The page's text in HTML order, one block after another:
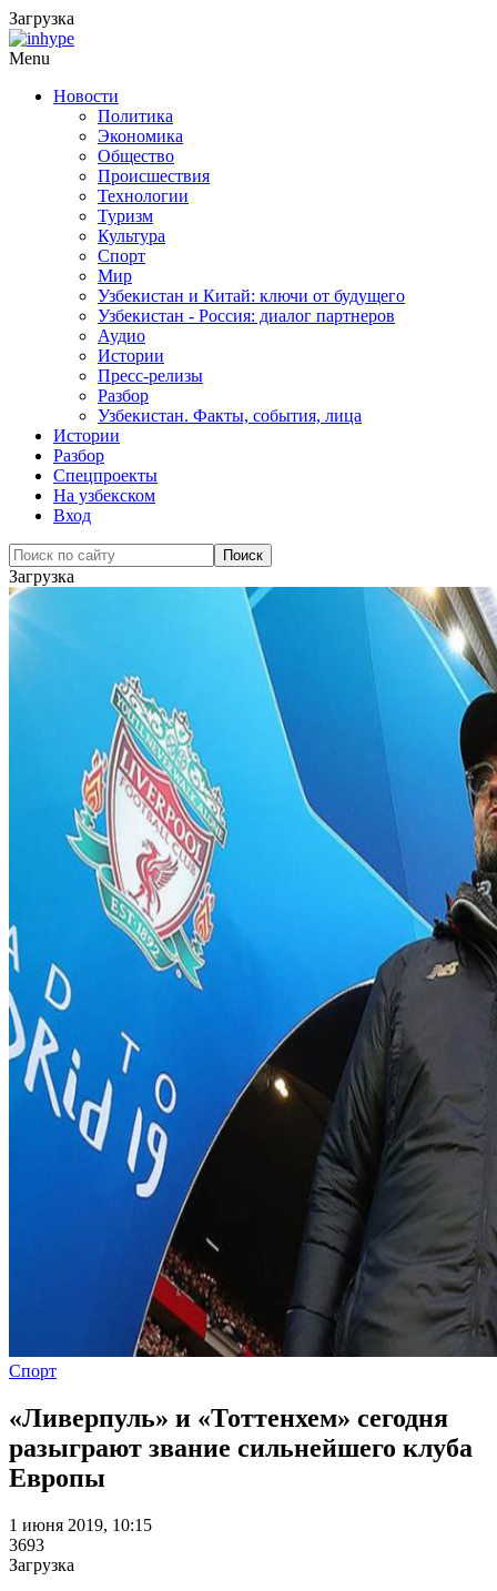
Загрузка
Menu
Новости
Политика
Экономика
Общество
Происшествия
Технологии
Туризм
Культура
Спорт
Мир
Узбекистан и Китай: ключи от будущего
Узбекистан - Россия: диалог партнеров
Аудио
Истории
Пресс-релизы
Разбор
Узбекистан. Факты, события, лица
Истории
Разбор
Спецпроекты
На узбекском
Вход
Загрузка
Спорт
«Ливерпуль» и «Тоттенхем» сегодня
разыграют звание сильнейшего клуба
Европы
1 июня 2019, 10:15
3693
Загрузка